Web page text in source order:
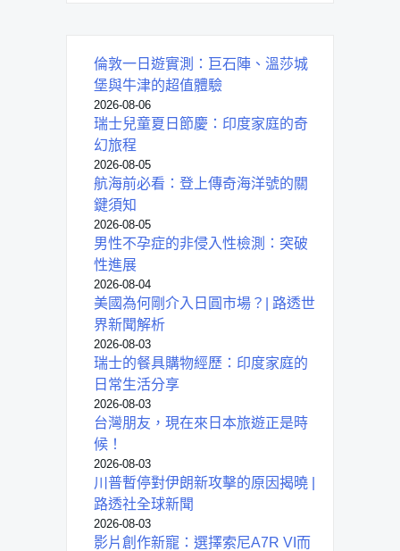
倫敦一日遊實測：巨石陣、溫莎城
堡與牛津的超值體驗
2026-08-06
瑞士兒童夏日節慶：印度家庭的奇
幻旅程
2026-08-05
航海前必看：登上傳奇海洋號的關
鍵須知
2026-08-05
男性不孕症的非侵入性檢測：突破
性進展
2026-08-04
美國為何剛介入日圓市場？| 路透世
界新聞解析
2026-08-03
瑞士的餐具購物經歷：印度家庭的
日常生活分享
2026-08-03
台灣朋友，現在來日本旅遊正是時
候！
2026-08-03
川普暫停對伊朗新攻擊的原因揭曉 |
路透社全球新聞
2026-08-03
影片創作新寵：選擇索尼A7R VI而